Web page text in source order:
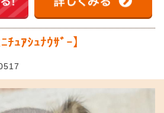
ﾁｭｱｼｭﾅｳｻﾞｰ】